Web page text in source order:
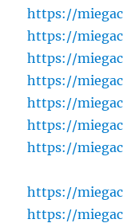
https://
https://
https://
https://
https://
https://
https://
https://
https://